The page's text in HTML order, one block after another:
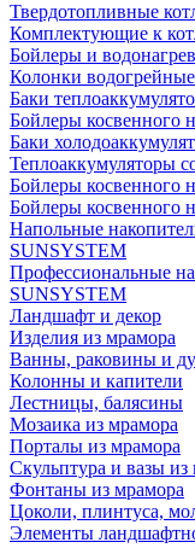
Твердотопливные
Комплектующие к
Бойлеры и
Колонки
Баки
Бойлеры косвенного
Баки
Теплоаккумуляторы
Бойлеры косвенного
Бойлеры косвенного
Напольные
SUNSYSTEM
Профессиональные
SUNSYSTEM
Ландшафт и декор
Изделия из мрамора
Ванны, раковины и
Колонны и капители
Лестницы, балясины
Мозаика из мрамора
Порталы из мрамора
Скульптура и вазы из
Фонтаны из мрамора
Цоколи, плинтуса,
Элементы